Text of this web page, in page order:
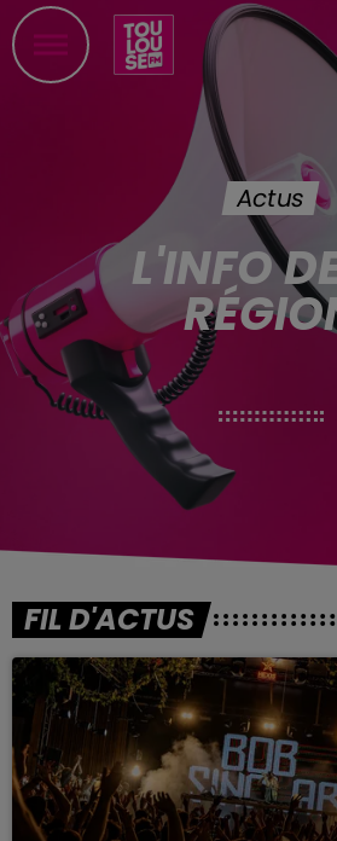
Actus
L'INFO
FIL D'ACTUS